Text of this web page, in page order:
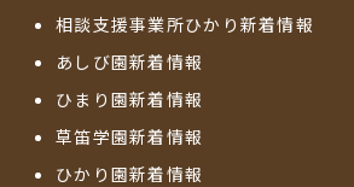
相談支援事業所ひかり新着情報
あしび園新着情報
ひまり園新着情報
草笛学園新着情報
ひかり園新着情報